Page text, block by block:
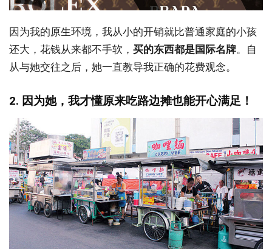
因为我的原生环境，我从小的开销就比普通家庭的小孩
还大，花钱从来都不手软， 买的东西都是国际名牌。自
从与她交往之后，她一直教导我正确的花费观念。
2. 因为她，我才懂原来吃路边摊也能开心满足！